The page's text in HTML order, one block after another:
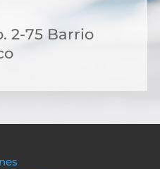
2-75 Barrio